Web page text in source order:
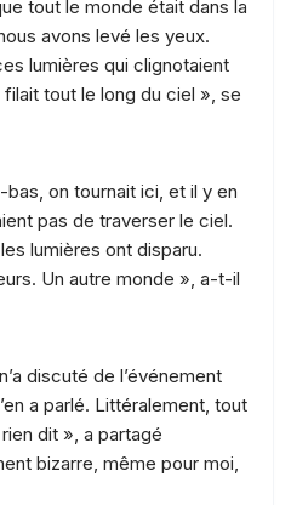
tout le monde était dans la
avons levé les yeux.
lumières qui clignotaient
tout le long du ciel », se
bas, on tournait ici, et il y en
pas de traverser le ciel.
lumières ont disparu.
Un autre monde », a-t-il
discuté de l’événement
a parlé. Littéralement, tout
dit », a partagé
bizarre, même pour moi,